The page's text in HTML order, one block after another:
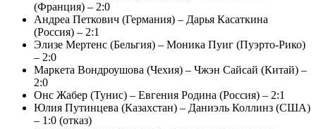
(Франция) – 2:0
Андреа Петкович (Германия) – Дарья Касаткина
(Россия) – 2:1
Элизе Мертенс (Бельгия) – Моника Пуиг (Пуэрто-Рико)
– 2:0
Маркета Вондроушова (Чехия) – Чжэн Сайсай (Китай) –
2:0
Онс Жабер (Тунис) – Евгения Родина (Россия) – 2:1
Юлия Путинцева (Казахстан) – Даниэль Коллинз (США)
– 1:0 (отказ)